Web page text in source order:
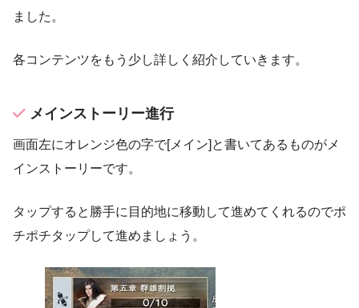
ました。
各コンテンツをもう少し詳しく紹介していきます。
メインストーリー進行
画面左にオレンジ色の字で[メイン]と書いてあるものがメ
インストーリーです。
タップすると勝手に目的地に移動して進めてくれるのでポ
チポチタップして進めましょう。